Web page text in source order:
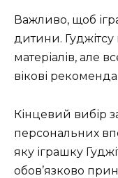
Важливо, щоб
дитини. Гуджітсу
матеріалів, але
вікові
Кінцевий вибір
персональних
яку іграшку
обов’язково